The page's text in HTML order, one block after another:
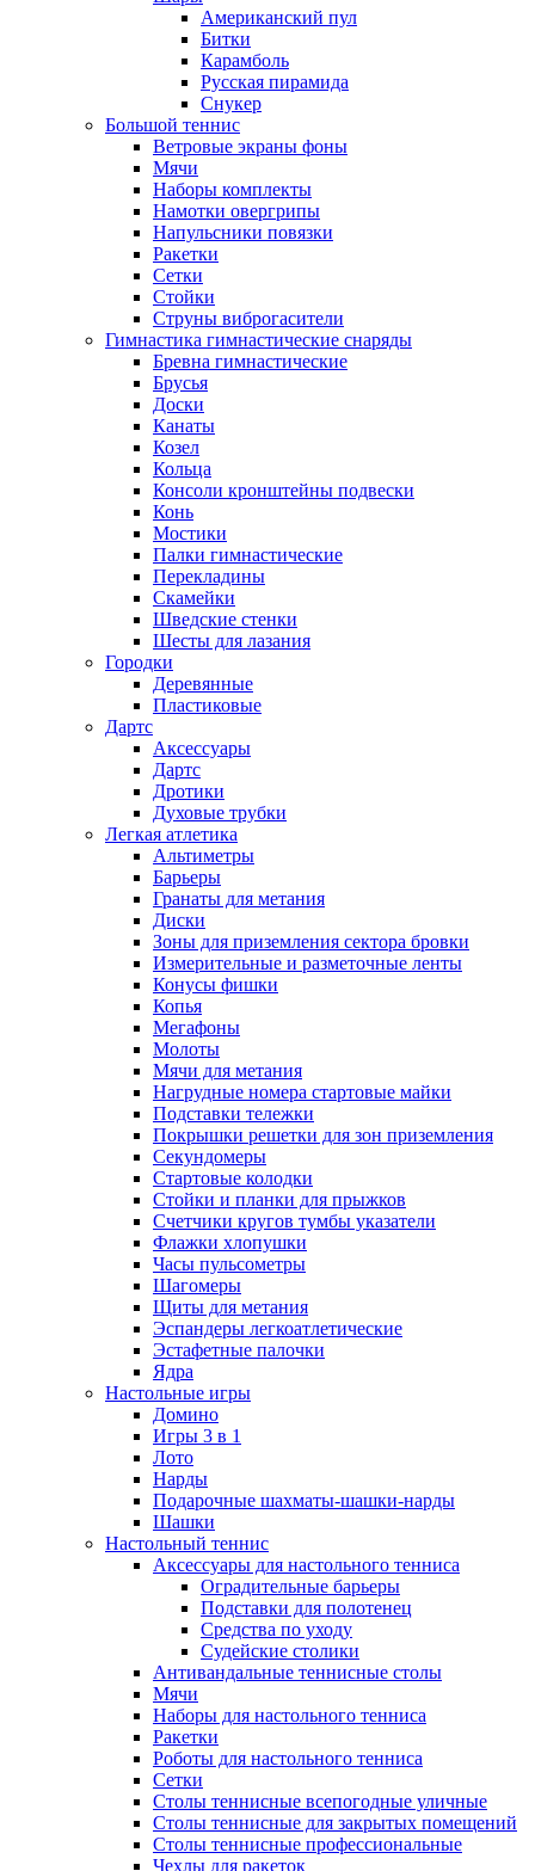
Американский пул
Битки
Карамболь
Русская пирамида
Снукер
Большой теннис
Ветровые экраны фоны
Мячи
Наборы комплекты
Намотки овергрипы
Напульсники повязки
Ракетки
Сетки
Стойки
Струны виброгасители
Гимнастика гимнастические снаряды
Бревна гимнастические
Брусья
Доски
Канаты
Козел
Кольца
Консоли кронштейны подвески
Конь
Мостики
Палки гимнастические
Перекладины
Скамейки
Шведские стенки
Шесты для лазания
Городки
Деревянные
Пластиковые
Дартс
Аксессуары
Дартс
Дротики
Духовые трубки
Легкая атлетика
Альтиметры
Барьеры
Гранаты для метания
Диски
Зоны для приземления сектора бровки
Измерительные и разметочные ленты
Конусы фишки
Копья
Мегафоны
Молоты
Мячи для метания
Нагрудные номера стартовые майки
Подставки тележки
Покрышки решетки для зон приземления
Секундомеры
Стартовые колодки
Стойки и планки для прыжков
Счетчики кругов тумбы указатели
Флажки хлопушки
Часы пульсометры
Шагомеры
Щиты для метания
Эспандеры легкоатлетические
Эстафетные палочки
Ядра
Настольные игры
Домино
Игры 3 в 1
Лото
Нарды
Подарочные шахматы-шашки-нарды
Шашки
Настольный теннис
Аксессуары для настольного тенниса
Оградительные барьеры
Подставки для полотенец
Средства по уходу
Судейские столики
Антивандальные теннисные столы
Мячи
Наборы для настольного тенниса
Ракетки
Роботы для настольного тенниса
Сетки
Столы теннисные всепогодные уличные
Столы теннисные для закрытых помещений
Столы теннисные профессиональные
Чехлы для ракеток